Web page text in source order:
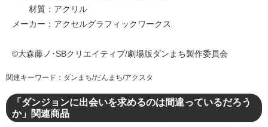
材質：アクリル
メーカー：アクセルグラフィックワークス
©大森藤ノ･SBクリエイティブ/劇場版ダンまち製作委員会
関連キーワード：ダンまち/だんまち/アクスタ
「ダンジョンに出会いを求めるのは間違っているだろう
か」関連商品